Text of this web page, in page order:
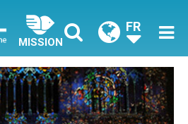
MISSION
FR